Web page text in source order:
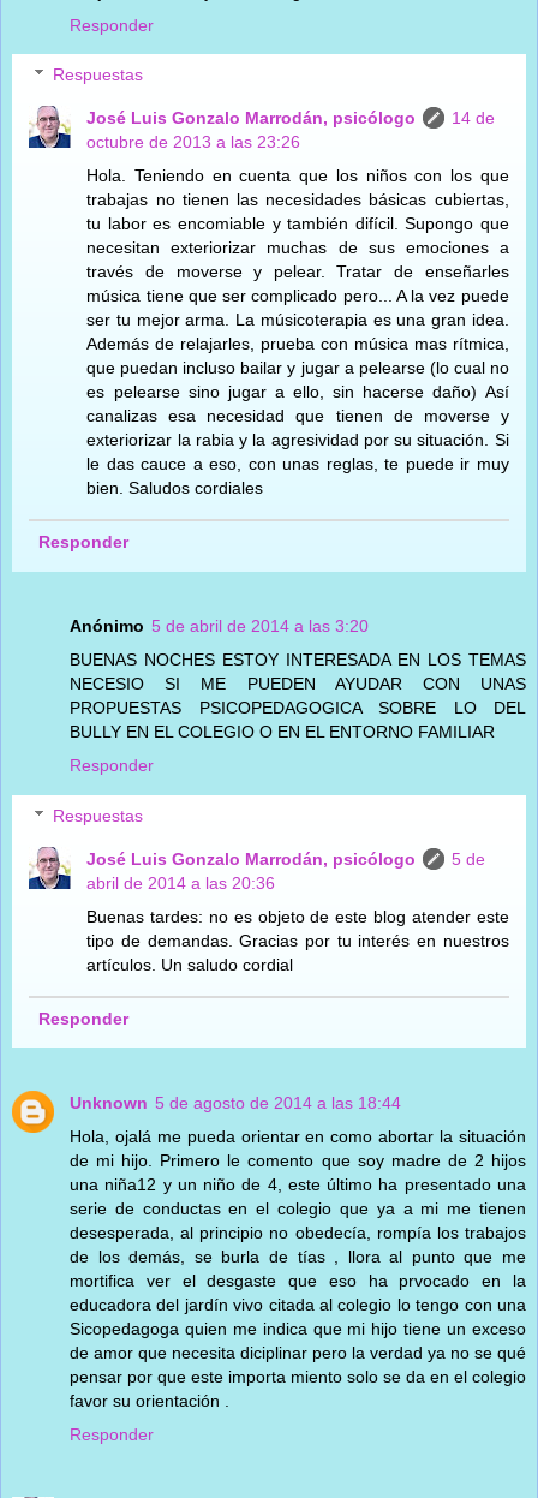
Responder
Respuestas
José Luis Gonzalo Marrodán, psicólogo
14 de
octubre de 2013 a las 23:26
Hola. Teniendo en cuenta que los niños con los que
trabajas no tienen las necesidades básicas cubiertas,
tu labor es encomiable y también difícil. Supongo que
necesitan exteriorizar muchas de sus emociones a
través de moverse y pelear. Tratar de enseñarles
música tiene que ser complicado pero... A la vez puede
ser tu mejor arma. La músicoterapia es una gran idea.
Además de relajarles, prueba con música mas rítmica,
que puedan incluso bailar y jugar a pelearse (lo cual no
es pelearse sino jugar a ello, sin hacerse daño) Así
canalizas esa necesidad que tienen de moverse y
exteriorizar la rabia y la agresividad por su situación. Si
le das cauce a eso, con unas reglas, te puede ir muy
bien. Saludos cordiales
Responder
Anónimo 5 de abril de 2014 a las 3:20
BUENAS NOCHES ESTOY INTERESADA EN LOS TEMAS
NECESIO SI ME PUEDEN AYUDAR CON UNAS
PROPUESTAS PSICOPEDAGOGICA SOBRE LO DEL
BULLY EN EL COLEGIO O EN EL ENTORNO FAMILIAR
Responder
Respuestas
José Luis Gonzalo Marrodán, psicólogo
5 de
abril de 2014 a las 20:36
Buenas tardes: no es objeto de este blog atender este
tipo de demandas. Gracias por tu interés en nuestros
artículos. Un saludo cordial
Responder
Unknown 5 de agosto de 2014 a las 18:44
Hola, ojalá me pueda orientar en como abortar la situación
de mi hijo. Primero le comento que soy madre de 2 hijos
una niña12 y un niño de 4, este último ha presentado una
serie de conductas en el colegio que ya a mi me tienen
desesperada, al principio no obedecía, rompía los trabajos
de los demás, se burla de tías , llora al punto que me
mortifica ver el desgaste que eso ha prvocado en la
educadora del jardín vivo citada al colegio lo tengo con una
Sicopedagoga quien me indica que mi hijo tiene un exceso
de amor que necesita diciplinar pero la verdad ya no se qué
pensar por que este importa miento solo se da en el colegio
favor su orientación .
Responder